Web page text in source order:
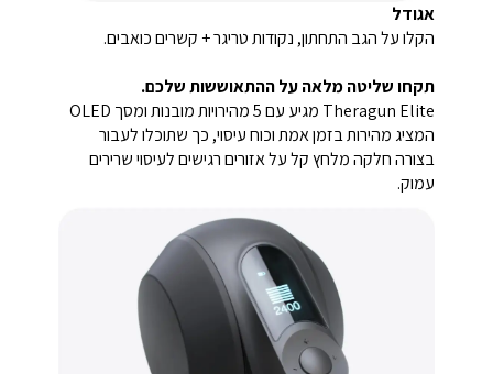
אגודל
הקלו על הגב התחתון, נקודות טריגר + קשרים כואבים.
תקחו שליטה מלאה על ההתאוששות שלכם.
Theragun Elite מגיע עם 5 מהירויות מובנות ומסך OLED
המציג מהירות בזמן אמת וכוח עיסוי, כך שתוכלו לעבור
בצורה חלקה מלחץ קל על אזורים רגישים לעיסוי שרירים
עמוק.